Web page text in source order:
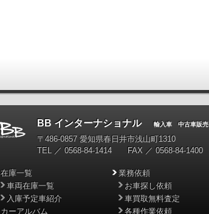
BB インターナショナル輸入車 中古車販売
〒486-0857 愛知県春日井市浅山町1310
TEL ／ 0568-84-1414 FAX ／ 0568-84-1400
在庫一覧
車両在庫一覧
入庫予定車紹介
カーアルバム
業務依頼
お車探し依頼
車買取無料査定
各種作業依頼